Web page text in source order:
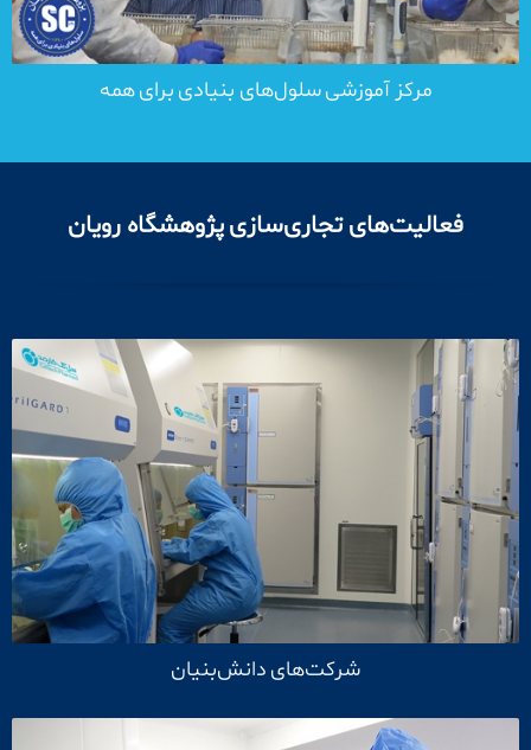
مرکز آموزشی سلول‌های بنیادی برای همه
فعالیت‌های تجاری‌سازی پژوهشگاه رویان
شرکت‌های دانش‌بنیان